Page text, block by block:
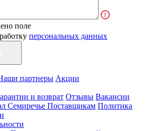
поле
персональных данных
партнеры Акции
и возврат Отзывы Вакансии
Семиречье Поставщикам Политика